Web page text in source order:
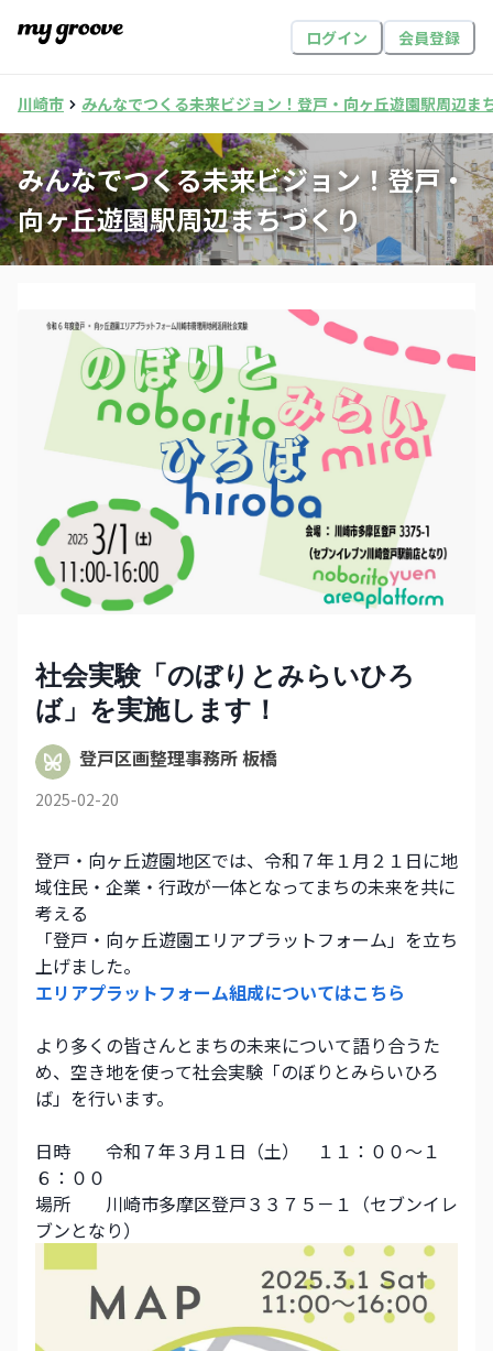
ログイン 会員登録
川崎市 みんなでつくる未来ビジョン！登戸・向ヶ丘遊園駅周辺ま
みんなでつくる未来ビジョン！登戸・
向ヶ丘遊園駅周辺まちづくり
社会実験「のぼりとみらいひろ
ば」を実施します！
登戸区画整理事務所 板橋
2025-02-20
登戸・向ヶ丘遊園地区では、令和７年１月２１日に地
域住民・企業・行政が一体となってまちの未来を共に
考える
「登戸・向ヶ丘遊園エリアプラットフォーム」を立ち
上げました。
エリアプラットフォーム組成についてはこちら
より多くの皆さんとまちの未来について語り合うた
め、空き地を使って社会実験「のぼりとみらいひろ
ば」を行います。
日時　　令和７年３月１日（土）　１１：００～１
６：００
場所　　川崎市多摩区登戸３３７５－１（セブンイレ
ブンとなり）